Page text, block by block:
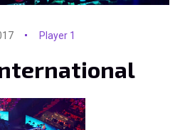
Player 1